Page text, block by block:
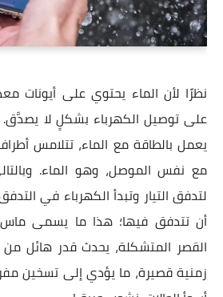
نظرًا لأن الماء يحتوي على أيونات
على توصيل الكهرباء بشكلٍ لا
يعمل بالطاقة مع الماء، تتلامس
مع نفس الموصل، وهو الماء.
لتدفق التيار وتبدأ الكهرباء في
أن تتدفق فيها؛ هذا ما يسمى ماس
القصر المتشكلة، يحدث قدر هائل من
زمنية قصيرة، ما يؤدي إلى تسخين